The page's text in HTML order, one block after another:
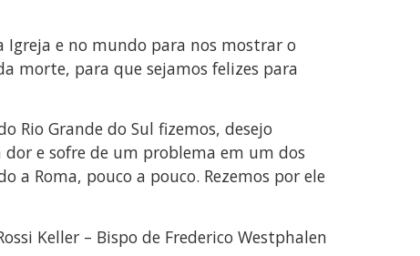
Igreja e no mundo para nos mostrar o
morte, para que sejamos felizes para
Rio Grande do Sul fizemos, desejo
e sofre de um problema em um dos
a Roma, pouco a pouco. Rezemos por ele
Keller – Bispo de Frederico Westphalen